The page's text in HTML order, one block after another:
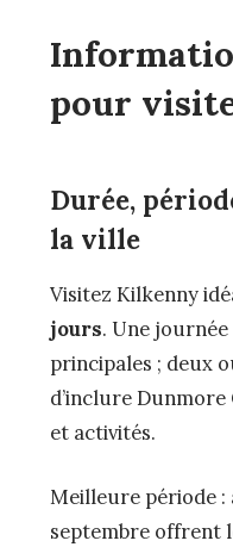
pour
Durée,
la ville
Visitez Kilkenny
jours. Une
principales ; deux
d’inclure
et activités.
Meilleure période :
septembre offrent